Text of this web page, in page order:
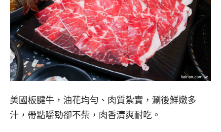
美國板腱牛，油花均勻、肉質紮實，涮後鮮嫩多
汁，帶點嚼勁卻不柴，肉香清爽耐吃。